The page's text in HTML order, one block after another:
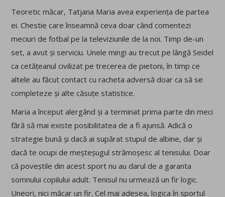
Teoretic măcar, Tatjana Maria avea experiența de partea
ei. Chestie care înseamnă ceva doar când comentezi
meciuri de fotbal pe la televiziunile de la noi. Timp de-un
set, a avut și serviciu. Unele mingi au trecut pe lângă Seidel
ca cetățeanul civilizat pe trecerea de pietoni, în timp ce
altele au făcut contact cu racheta adversă doar ca să se
completeze și alte căsuțe statistice.
Maria a început alergând și a terminat prima parte din meci
fără să mai existe posibilitatea de a fi ajunsă. Adică o
strategie bună și dacă ai supărat stupul de albine, dar și
dacă te ocupi de meșteșugul strămoșesc al tenisului. Doar
că poveștile din acest sport nu au darul de a garanta
somnului copilului adult. Tenisul nu urmează un fir logic.
Uneori, nici măcar un fir. Cel mai adesea, logica în sportul